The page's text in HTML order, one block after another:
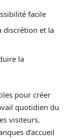
facile
discrétion et la
la
pour créer
quotidien du
visiteurs.
d’accueil